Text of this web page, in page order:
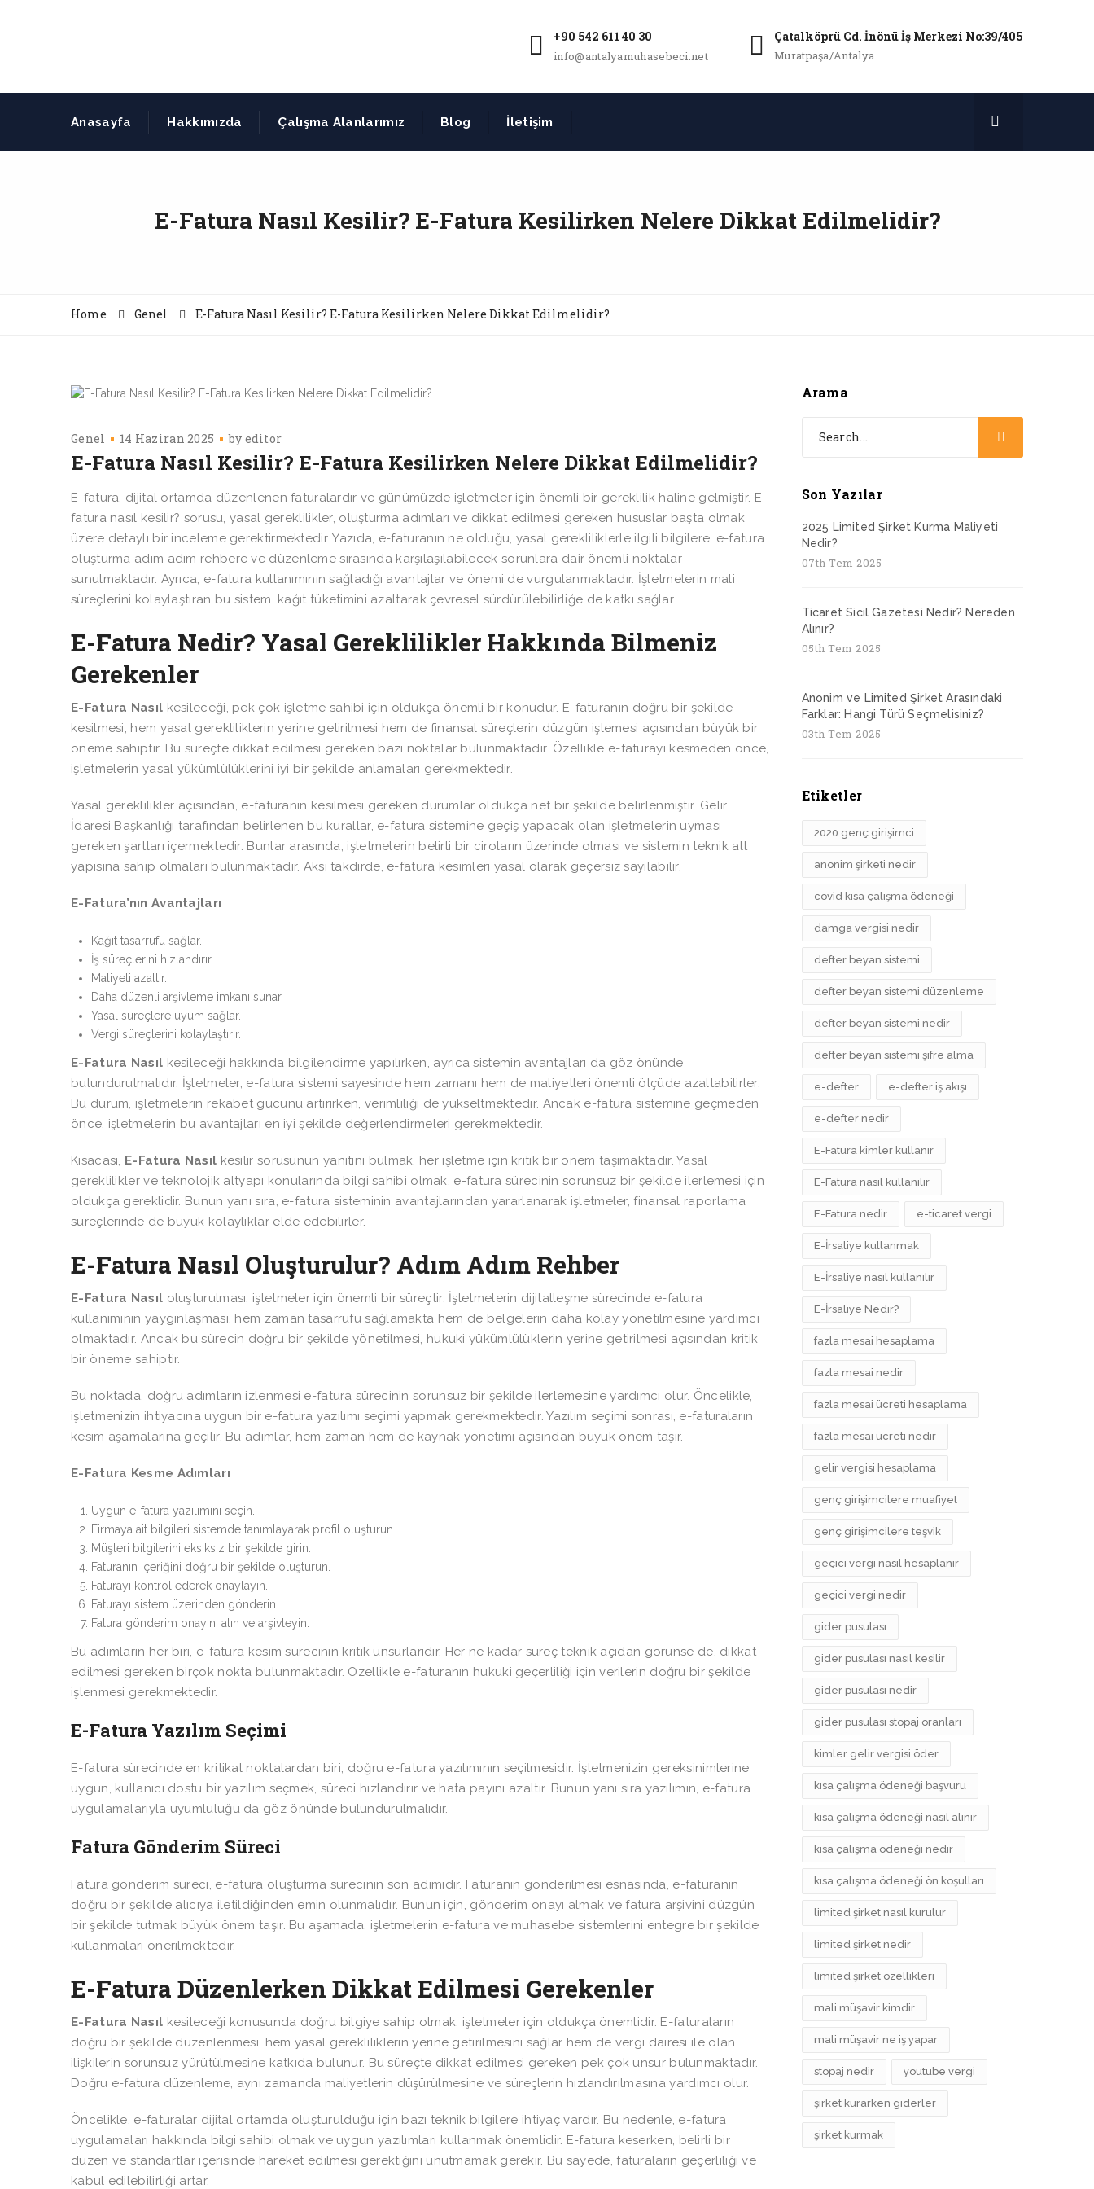
+90 542 611 40 30
info@antalyamuhasebeci.net
Çatalköprü Cd. İnönü İş Merkezi No:39/405
Muratpaşa/Antalya
Anasayfa Hakkımızda Çalışma Alanlarımız Blog İletişim
E-Fatura Nasıl Kesilir? E-Fatura Kesilirken Nelere Dikkat Edilmelidir?
Home Genel E-Fatura Nasıl Kesilir? E-Fatura Kesilirken Nelere Dikkat Edilmelidir?
Genel 14 Haziran 2025 by editor
E-Fatura Nasıl Kesilir? E-Fatura Kesilirken Nelere Dikkat Edilmelidir?
E-fatura, dijital ortamda düzenlenen faturalardır ve günümüzde işletmeler için önemli bir gereklilik haline gelmiştir. E-
fatura nasıl kesilir? sorusu, yasal gereklilikler, oluşturma adımları ve dikkat edilmesi gereken hususlar başta olmak
üzere detaylı bir inceleme gerektirmektedir. Yazıda, e-faturanın ne olduğu, yasal gerekliliklerle ilgili bilgilere, e-fatura
oluşturma adım adım rehbere ve düzenleme sırasında karşılaşılabilecek sorunlara dair önemli noktalar
sunulmaktadır. Ayrıca, e-fatura kullanımının sağladığı avantajlar ve önemi de vurgulanmaktadır. İşletmelerin mali
süreçlerini kolaylaştıran bu sistem, kağıt tüketimini azaltarak çevresel sürdürülebilirliğe de katkı sağlar.
E-Fatura Nedir? Yasal Gereklilikler Hakkında Bilmeniz
Gerekenler
E-Fatura Nasıl kesileceği, pek çok işletme sahibi için oldukça önemli bir konudur. E-faturanın doğru bir şekilde
kesilmesi, hem yasal gerekliliklerin yerine getirilmesi hem de finansal süreçlerin düzgün işlemesi açısından büyük bir
öneme sahiptir. Bu süreçte dikkat edilmesi gereken bazı noktalar bulunmaktadır. Özellikle e-faturayı kesmeden önce,
işletmelerin yasal yükümlülüklerini iyi bir şekilde anlamaları gerekmektedir.
Yasal gereklilikler açısından, e-faturanın kesilmesi gereken durumlar oldukça net bir şekilde belirlenmiştir. Gelir
İdaresi Başkanlığı tarafından belirlenen bu kurallar, e-fatura sistemine geçiş yapacak olan işletmelerin uyması
gereken şartları içermektedir. Bunlar arasında, işletmelerin belirli bir ciroların üzerinde olması ve sistemin teknik alt
yapısına sahip olmaları bulunmaktadır. Aksi takdirde, e-fatura kesimleri yasal olarak geçersiz sayılabilir.
E-Fatura’nın Avantajları
Kağıt tasarrufu sağlar.
İş süreçlerini hızlandırır.
Maliyeti azaltır.
Daha düzenli arşivleme imkanı sunar.
Yasal süreçlere uyum sağlar.
Vergi süreçlerini kolaylaştırır.
E-Fatura Nasıl kesileceği hakkında bilgilendirme yapılırken, ayrıca sistemin avantajları da göz önünde
bulundurulmalıdır. İşletmeler, e-fatura sistemi sayesinde hem zamanı hem de maliyetleri önemli ölçüde azaltabilirler.
Bu durum, işletmelerin rekabet gücünü artırırken, verimliliği de yükseltmektedir. Ancak e-fatura sistemine geçmeden
önce, işletmelerin bu avantajları en iyi şekilde değerlendirmeleri gerekmektedir.
Kısacası, E-Fatura Nasıl kesilir sorusunun yanıtını bulmak, her işletme için kritik bir önem taşımaktadır. Yasal
gereklilikler ve teknolojik altyapı konularında bilgi sahibi olmak, e-fatura sürecinin sorunsuz bir şekilde ilerlemesi için
oldukça gereklidir. Bunun yanı sıra, e-fatura sisteminin avantajlarından yararlanarak işletmeler, finansal raporlama
süreçlerinde de büyük kolaylıklar elde edebilirler.
E-Fatura Nasıl Oluşturulur? Adım Adım Rehber
E-Fatura Nasıl oluşturulması, işletmeler için önemli bir süreçtir. İşletmelerin dijitalleşme sürecinde e-fatura
kullanımının yaygınlaşması, hem zaman tasarrufu sağlamakta hem de belgelerin daha kolay yönetilmesine yardımcı
olmaktadır. Ancak bu sürecin doğru bir şekilde yönetilmesi, hukuki yükümlülüklerin yerine getirilmesi açısından kritik
bir öneme sahiptir.
Bu noktada, doğru adımların izlenmesi e-fatura sürecinin sorunsuz bir şekilde ilerlemesine yardımcı olur. Öncelikle,
işletmenizin ihtiyacına uygun bir e-fatura yazılımı seçimi yapmak gerekmektedir. Yazılım seçimi sonrası, e-faturaların
kesim aşamalarına geçilir. Bu adımlar, hem zaman hem de kaynak yönetimi açısından büyük önem taşır.
E-Fatura Kesme Adımları
Uygun e-fatura yazılımını seçin.
Firmaya ait bilgileri sistemde tanımlayarak profil oluşturun.
Müşteri bilgilerini eksiksiz bir şekilde girin.
Faturanın içeriğini doğru bir şekilde oluşturun.
Faturayı kontrol ederek onaylayın.
Faturayı sistem üzerinden gönderin.
Fatura gönderim onayını alın ve arşivleyin.
Bu adımların her biri, e-fatura kesim sürecinin kritik unsurlarıdır. Her ne kadar süreç teknik açıdan görünse de, dikkat
edilmesi gereken birçok nokta bulunmaktadır. Özellikle e-faturanın hukuki geçerliliği için verilerin doğru bir şekilde
işlenmesi gerekmektedir.
E-Fatura Yazılım Seçimi
E-fatura sürecinde en kritikal noktalardan biri, doğru e-fatura yazılımının seçilmesidir. İşletmenizin gereksinimlerine
uygun, kullanıcı dostu bir yazılım seçmek, süreci hızlandırır ve hata payını azaltır. Bunun yanı sıra yazılımın, e-fatura
uygulamalarıyla uyumluluğu da göz önünde bulundurulmalıdır.
Fatura Gönderim Süreci
Fatura gönderim süreci, e-fatura oluşturma sürecinin son adımıdır. Faturanın gönderilmesi esnasında, e-faturanın
doğru bir şekilde alıcıya iletildiğinden emin olunmalıdır. Bunun için, gönderim onayı almak ve fatura arşivini düzgün
bir şekilde tutmak büyük önem taşır. Bu aşamada, işletmelerin e-fatura ve muhasebe sistemlerini entegre bir şekilde
kullanmaları önerilmektedir.
E-Fatura Düzenlerken Dikkat Edilmesi Gerekenler
E-Fatura Nasıl kesileceği konusunda doğru bilgiye sahip olmak, işletmeler için oldukça önemlidir. E-faturaların
doğru bir şekilde düzenlenmesi, hem yasal gerekliliklerin yerine getirilmesini sağlar hem de vergi dairesi ile olan
ilişkilerin sorunsuz yürütülmesine katkıda bulunur. Bu süreçte dikkat edilmesi gereken pek çok unsur bulunmaktadır.
Doğru e-fatura düzenleme, aynı zamanda maliyetlerin düşürülmesine ve süreçlerin hızlandırılmasına yardımcı olur.
Öncelikle, e-faturalar dijital ortamda oluşturulduğu için bazı teknik bilgilere ihtiyaç vardır. Bu nedenle, e-fatura
uygulamaları hakkında bilgi sahibi olmak ve uygun yazılımları kullanmak önemlidir. E-fatura keserken, belirli bir
düzen ve standartlar içerisinde hareket edilmesi gerektiğini unutmamak gerekir. Bu sayede, faturaların geçerliliği ve
kabul edilebilirliği artar.
Arama
Son Yazılar
2025 Limited Şirket Kurma Maliyeti
Nedir?
07th Tem 2025
Ticaret Sicil Gazetesi Nedir? Nereden
Alınır?
05th Tem 2025
Anonim ve Limited Şirket Arasındaki
Farklar: Hangi Türü Seçmelisiniz?
03th Tem 2025
Etiketler
2020 genç girişimci
anonim şirketi nedir
covid kısa çalışma ödeneği
damga vergisi nedir
defter beyan sistemi
defter beyan sistemi düzenleme
defter beyan sistemi nedir
defter beyan sistemi şifre alma
e-defter e-defter iş akışı
e-defter nedir
E-Fatura kimler kullanır
E-Fatura nasıl kullanılır
E-Fatura nedir e-ticaret vergi
E-İrsaliye kullanmak
E-İrsaliye nasıl kullanılır
E-İrsaliye Nedir?
fazla mesai hesaplama
fazla mesai nedir
fazla mesai ücreti hesaplama
fazla mesai ücreti nedir
gelir vergisi hesaplama
genç girişimcilere muafiyet
genç girişimcilere teşvik
geçici vergi nasıl hesaplanır
geçici vergi nedir
gider pusulası
gider pusulası nasıl kesilir
gider pusulası nedir
gider pusulası stopaj oranları
kimler gelir vergisi öder
kısa çalışma ödeneği başvuru
kısa çalışma ödeneği nasıl alınır
kısa çalışma ödeneği nedir
kısa çalışma ödeneği ön koşulları
limited şirket nasıl kurulur
limited şirket nedir
limited şirket özellikleri
mali müşavir kimdir
mali müşavir ne iş yapar
stopaj nedir youtube vergi
şirket kurarken giderler
şirket kurmak